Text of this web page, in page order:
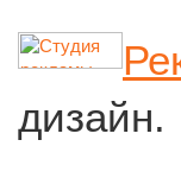
дизайн.